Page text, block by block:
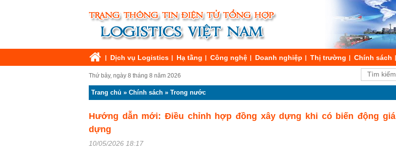
Dịch vụ Logistics Hạ tầng Công nghệ Doanh nghiệp Thị trường Chính sách
Thứ bảy, ngày 8 tháng 8 năm 2026
Trang chủ » Chính sách » Trong nước
Hướng dẫn mới: Điều chỉnh hợp đồng xây dựng khi có biến động
dựng
10/05/2026 18:17